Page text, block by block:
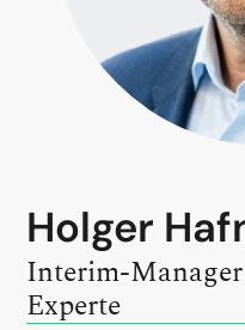
Holger
Interim-
Experte